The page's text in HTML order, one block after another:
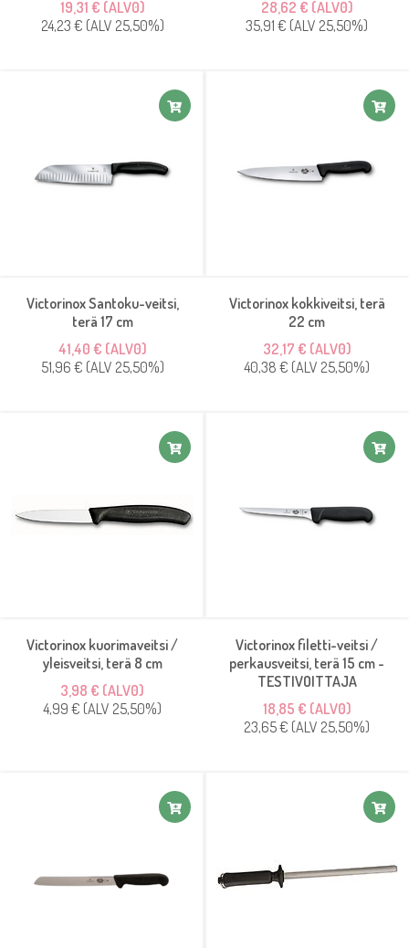
19,31 € (ALV0)
24,23 € (ALV 25,50%)
28,62 € (ALV0)
35,91 € (ALV 25,50%)
Victorinox Santoku-veitsi,
terä 17 cm
41,40 € (ALV0)
51,96 € (ALV 25,50%)
Victorinox kokkiveitsi, terä
22 cm
32,17 € (ALV0)
40,38 € (ALV 25,50%)
Victorinox kuorimaveitsi /
yleisveitsi, terä 8 cm
3,98 € (ALV0)
4,99 € (ALV 25,50%)
Victorinox filetti-veitsi /
perkausveitsi, terä 15 cm -
TESTIVOITTAJA
18,85 € (ALV0)
23,65 € (ALV 25,50%)